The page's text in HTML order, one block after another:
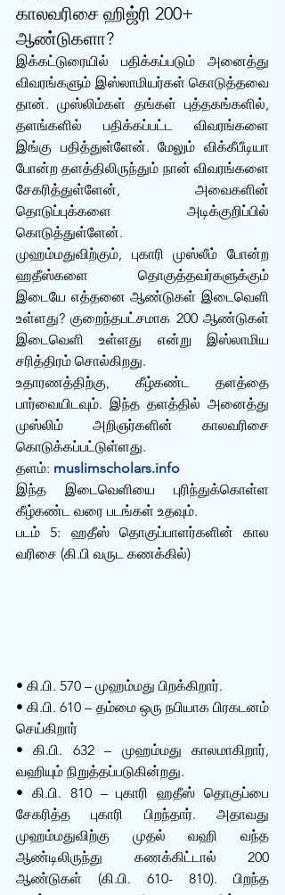
காலவரிசை ஹிஜ்ரி 200+
ஆண்டுகளா?
இக்கட்டுரையில் பதிக்கப்படும் அனைத்து
விவரங்களும் இஸ்லாமியர்கள் கொடுத்தவை
தான். முஸ்லிம்கள் தங்கள் புத்தகங்களில்,
தளங்களில் பதிக்கப்பட்ட விவரங்களை
இங்கு பதித்துள்ளேன். மேலும் விக்கீபீடியா
போன்ற தளத்திலிருந்தும் நான் விவரங்களை
சேகரித்துள்ளேன், அவைகளின்
தொடுப்புக்களை அடிக்குறிப்பில்
கொடுத்துள்ளேன்.
முஹம்மதுவிற்கும், புகாரி முஸ்லீம் போன்ற
ஹதீஸ்களை தொகுத்தவர்களுக்கும்
இடையே எத்தனை ஆண்டுகள் இடைவெளி
உள்ளது? குறைந்தபட்சமாக 200 ஆண்டுகள்
இடைவெளி உள்ளது என்று இஸ்லாமிய
சரித்திரம் சொல்கிறது.
உதாரணத்திற்கு, கீழ்கண்ட தளத்தை
பார்வையிடவும். இந்த தளத்தில் அனைத்து
முஸ்லிம் அறிஞர்களின் காலவரிசை
கொடுக்கப்பட்டுள்ளது.
தளம்: muslimscholars.info
இந்த இடைவெளியை புரிந்துக்கொள்ள
கீழ்கண்ட வரை படங்கள் உதவும்.
படம் 5: ஹதீஸ் தொகுப்பாளர்களின் கால
வரிசை (கி.பி வருட கணக்கில்)
• கி.பி. 570 – முஹம்மது பிறக்கிறார்.
• கி.பி. 610 – தம்மை ஒரு நபியாக பிரகடனம்
செய்கிறார்
• கி.பி. 632 – முஹம்மது காலமாகிறார்,
வஹியும் நிறுத்தப்படுகின்றது.
• கி.பி. 810 – புகாரி ஹதீஸ் தொகுப்பை
சேகரித்த புகாரி பிறந்தார். அதாவது
முஹம்மதுவிற்கு முதல் வஹி வந்த
ஆண்டிலிருந்து கணக்கிட்டால் 200
ஆண்டுகள் (கி.பி. 610- 810). பிறந்த